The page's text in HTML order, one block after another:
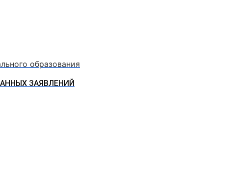
образования
ЗАЯВЛЕНИЙ